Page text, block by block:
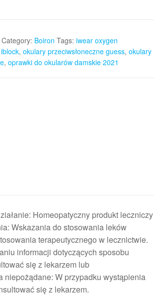
Category: Boiron Tags: iwear oxygen
, okulary przeciwsłoneczne guess, okulary
, oprawki do okularów damskie 2021
Homeopatyczny produkt leczniczy
Wskazania do stosowania leków
terapeutycznego w lecznictwie.
informacji dotyczących sposobu
się z lekarzem lub
niepożądane: W przypadku wystąpienia
się z lekarzem.